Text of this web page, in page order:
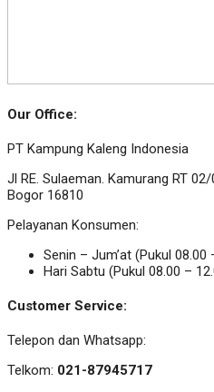
Our Office:
PT Kampung Kaleng Indonesia
Jl RE. Sulaeman. Kamurang RT
Bogor 16810
Pelayanan Konsumen:
Senin – Jum’at (Pukul 08.00
Hari Sabtu (Pukul 08.00 –
Customer Service:
Telepon dan Whatsapp:
Telkom: 021-87945717